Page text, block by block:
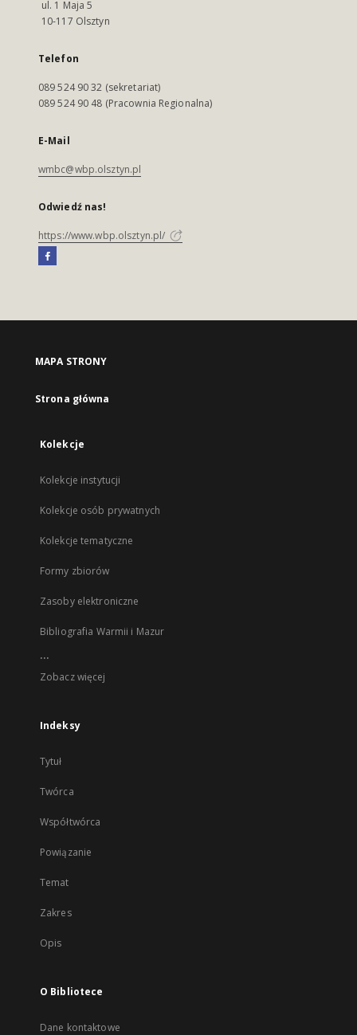
ul. 1 Maja 5
10-117 Olsztyn
Telefon
089 524 90 32 (sekretariat)
089 524 90 48 (Pracownia Regionalna)
E-Mail
wmbc@wbp.olsztyn.pl
Odwiedź nas!
https://www.wbp.olsztyn.pl/
MAPA STRONY
Strona główna
Kolekcje
Kolekcje instytucji
Kolekcje osób prywatnych
Kolekcje tematyczne
Formy zbiorów
Zasoby elektroniczne
Bibliografia Warmii i Mazur
...
Zobacz więcej
Indeksy
Tytuł
Twórca
Współtwórca
Powiązanie
Temat
Zakres
Opis
O Bibliotece
Dane kontaktowe